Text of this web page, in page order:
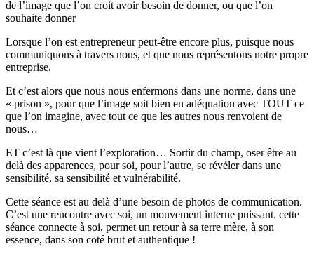
de l’image que l’on croit avoir besoin de donner, ou que l’on
souhaite donner
Lorsque l’on est entrepreneur peut-être encore plus, puisque nous
communiquons à travers nous, et que nous représentons notre propre
entreprise.
Et c’est alors que nous nous enfermons dans une norme, dans une
« prison », pour que l’image soit bien en adéquation avec TOUT ce
que l’on imagine, avec tout ce que les autres nous renvoient de
nous…
ET c’est là que vient l’exploration… Sortir du champ, oser être au
delà des apparences, pour soi, pour l’autre, se révéler dans une
sensibilité, sa sensibilité et vulnérabilité.
Cette séance est au delà d’une besoin de photos de communication.
C’est une rencontre avec soi, un mouvement interne puissant. cette
séance connecte à soi, permet un retour à sa terre mère, à son
essence, dans son coté brut et authentique !